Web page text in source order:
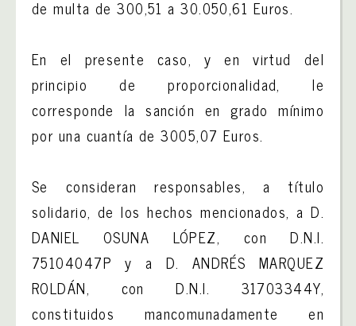
de multa de 300,51 a 30.050,61 Euros.
En el presente caso, y en virtud del
principio de proporcionalidad, le
corresponde la sanción en grado mínimo
por una cuantía de 3005,07 Euros.
Se consideran responsables, a título
solidario, de los hechos mencionados, a D.
DANIEL OSUNA LÓPEZ, con D.N.I.
75104047P y a D. ANDRÉS MARQUEZ
ROLDÁN, con D.N.I. 31703344Y,
constituidos mancomunadamente en